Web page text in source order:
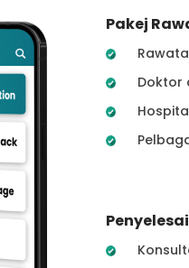
Pakej
Doktor